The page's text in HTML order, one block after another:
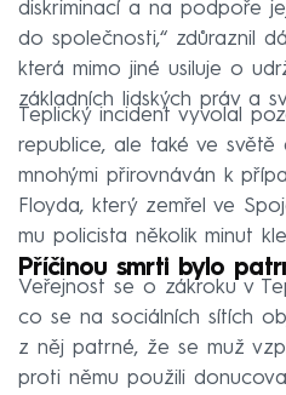
diskriminací a na podpoře
do společnosti,“ zdůraznil
která mimo jiné usiluje o
základních lidských práv a
Teplický incident vyvolal
republice, ale také ve
mnohými přirovnáván k
Floyda, který zemřel ve
mu policista několik minut
Příčinou smrti bylo
Veřejnost se o zákroku v
co se na sociálních sítích
z něj patrné, že se muž
proti němu použili